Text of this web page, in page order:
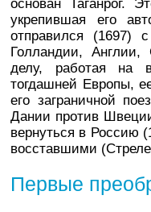
основан Таганрог.
укрепившая его
отправился (1697)
Голландии,
делу, работая на
тогдашней Европы,
его заграничной
Дании против
вернуться в Россию
восставшими
Первые